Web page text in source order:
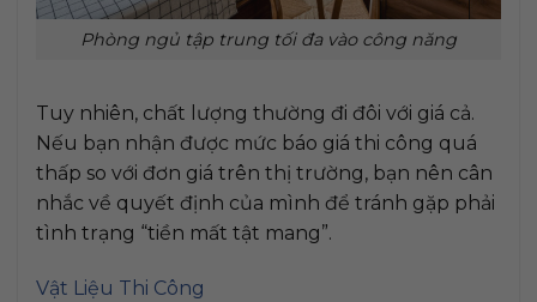
Phòng ngủ tập trung tối đa vào công năng
Tuy nhiên, chất lượng thường đi đôi với giá cả.
Nếu bạn nhận được mức báo giá thi công quá
thấp so với đơn giá trên thị trường, bạn nên cân
nhắc về quyết định của mình để tránh gặp phải
tình trạng “tiền mất tật mang”.
Vật Liệu Thi Công